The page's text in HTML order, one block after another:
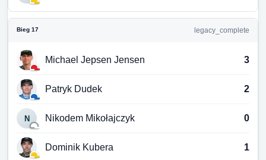
Bieg 17 legacy_complete
Michael Jepsen Jensen 3
Patryk Dudek 2
N Nikodem Mikołajczyk 0
Dominik Kubera 1